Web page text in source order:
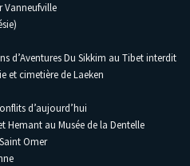
Vanneufville
d’Aventures Du Sikkim au Tibet interdit
et cimetière de Laeken
d’aujourd’hui
Hemant au Musée de la Dentelle
Omer